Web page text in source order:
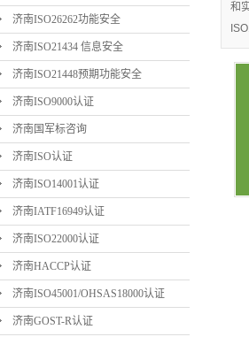
济南ISO26262功能安全
济南ISO21434 信息安全
济南ISO21448预期功能安全
济南ISO9000认证
济南国军标咨询
济南ISO认证
济南ISO14001认证
济南IATF16949认证
济南ISO22000认证
济南HACCP认证
济南ISO45001/OHSAS18000认证
济南GOST-R认证
和